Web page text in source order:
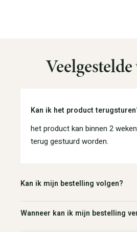
Veelgestelde
Kan ik het product
het product kan binnen 2
terug gestuurd worden.
Kan ik mijn bestelling volgen?
Wanneer kan ik mijn bestelling